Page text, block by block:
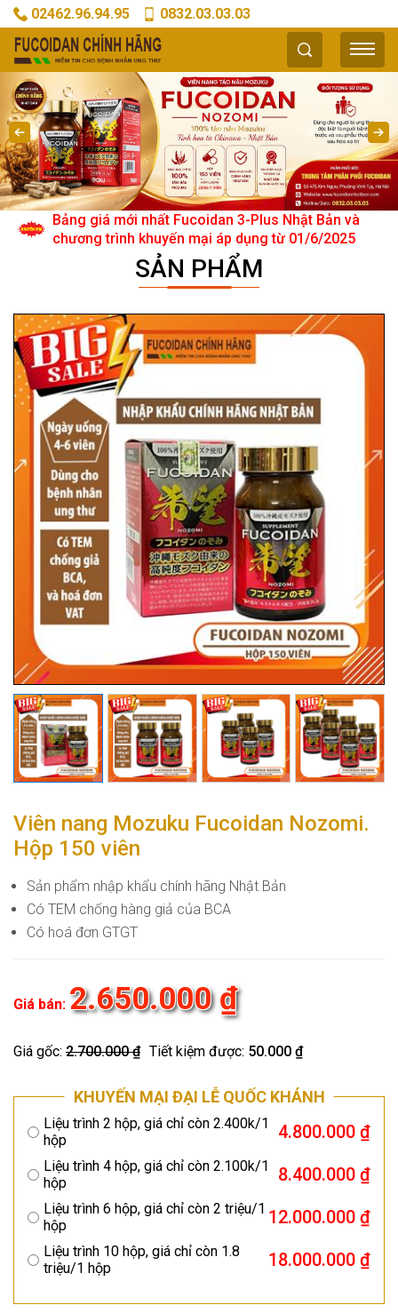
02462.96.94.95 0832.03.03.03
Bảng giá mới nhất Fucoidan 3-Plus Nhật Bản và
chương trình khuyến mại áp dụng từ 01/6/2025
SẢN PHẨM
Viên nang Mozuku Fucoidan Nozomi.
Hộp 150 viên
Sản phẩm nhập khẩu chính hãng Nhật Bản
Có TEM chống hàng giả của BCA
Có hoá đơn GTGT
Giá bán: 2.650.000 ₫
Giá gốc: 2.700.000 ₫ Tiết kiệm được: 50.000 ₫
KHUYẾN MẠI ĐẠI LỄ QUỐC KHÁNH
Liệu trình 2 hộp, giá chỉ còn 2.400k/1
hộp
4.800.000 ₫
Liệu trình 4 hộp, giá chỉ còn 2.100k/1
hộp
8.400.000 ₫
Liệu trình 6 hộp, giá chỉ còn 2 triệu/1
hộp
12.000.000 ₫
Liệu trình 10 hộp, giá chỉ còn 1.8
triệu/1 hộp
18.000.000 ₫